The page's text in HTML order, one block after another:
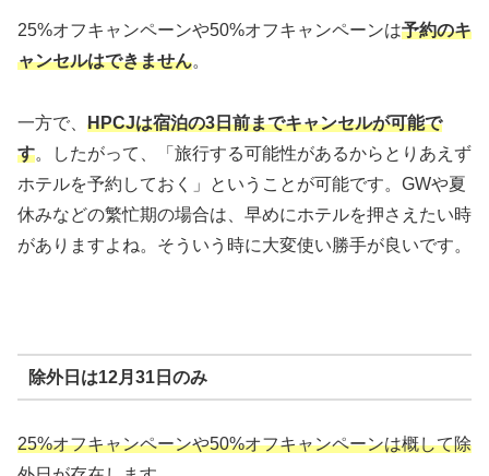
25%オフキャンペーンや50%オフキャンペーンは予約のキ
ャンセルはできません。
一方で、 HPCJは宿泊の3日前までキャンセルが可能で
す。したがって、「旅行する可能性があるからとりあえず
ホテルを予約しておく」ということが可能です。GWや夏
休みなどの繁忙期の場合は、早めにホテルを押さえたい時
がありますよね。そういう時に大変使い勝手が良いです。
除外日は12月31日のみ
25%オフキャンペーンや50%オフキャンペーンは概して除